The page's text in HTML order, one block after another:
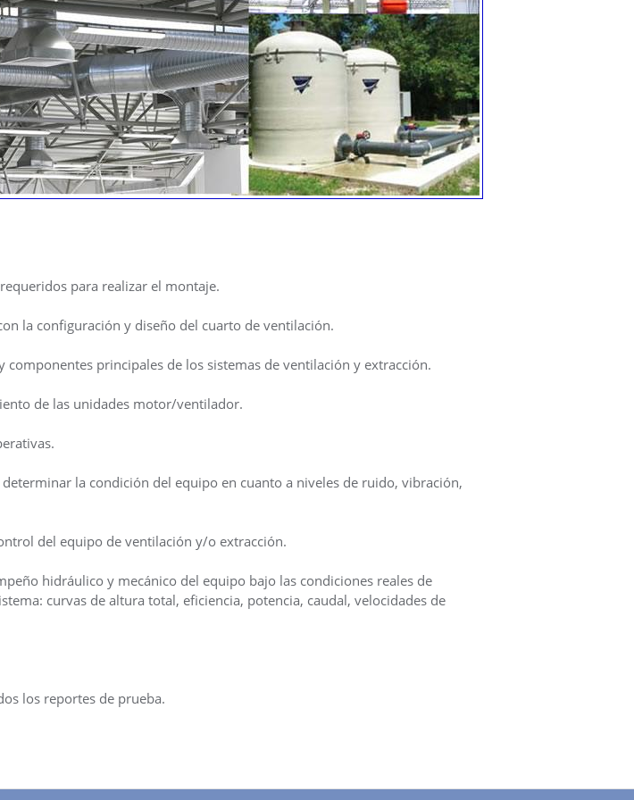
para realizar el montaje.
la configuración y diseño del cuarto de ventilación.
principales de los sistemas de ventilación y extracción.
de las unidades motor/ventilador.
la condición del equipo en cuanto a niveles de ruido, vibración,
del equipo de ventilación y/o extracción.
hidráulico y mecánico del equipo bajo las condiciones reales de
curvas de altura total, eficiencia, potencia, caudal, velocidades de
los reportes de prueba.